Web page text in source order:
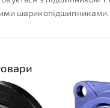
шарикопідшипниками.